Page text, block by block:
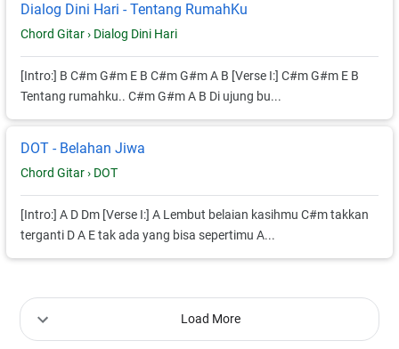
Dialog Dini Hari - Tentang RumahKu
Chord Gitar › Dialog Dini Hari
[Intro:] B C#m G#m E B C#m G#m A B [Verse I:] C#m G#m E B
Tentang rumahku.. C#m G#m A B Di ujung bu...
DOT - Belahan Jiwa
Chord Gitar › DOT
[Intro:] A D Dm [Verse I:] A Lembut belaian kasihmu C#m takkan
terganti D A E tak ada yang bisa sepertimu A...
Load More